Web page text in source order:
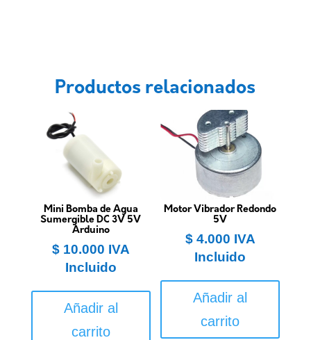
Productos relacionados
Mini Bomba de Agua
Sumergible DC 3V 5V
Arduino
$10.000 IVA
Incluido
Añadir al
carrito
Motor Vibrador Redondo
5V
$4.000 IVA
Incluido
Añadir al
carrito